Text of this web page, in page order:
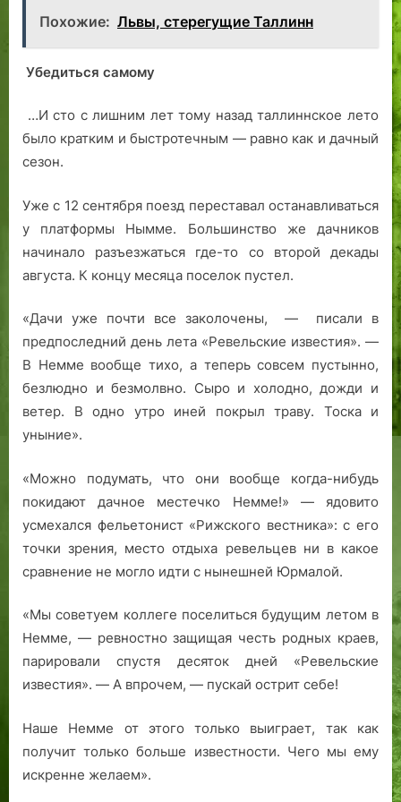
Похожие: Львы, стерегущие Таллинн
Убедиться самому
…И сто с лишним лет тому назад таллиннское лето
было кратким и быстротечным — равно как и дачный
сезон.
Уже с 12 сентября поезд переставал останавливаться
у платформы Нымме. Большинство же дачников
начинало разъезжаться где-то со второй декады
августа. К концу месяца поселок пустел.
«Дачи уже почти все заколочены, — писали в
предпоследний день лета «Ревельские известия». —
В Немме вообще тихо, а теперь совсем пустынно,
безлюдно и безмолвно. Сыро и холодно, дожди и
ветер. В одно утро иней покрыл траву. Тоска и
уныние».
«Можно подумать, что они вообще когда-нибудь
покидают дачное местечко Немме!» — ядовито
усмехался фельетонист «Рижского вестника»: с его
точки зрения, место отдыха ревельцев ни в какое
сравнение не могло идти с нынешней Юрмалой.
«Мы советуем коллеге поселиться будущим летом в
Немме, — ревностно защищая честь родных краев,
парировали спустя десяток дней «Ревельские
известия». — А впрочем, — пускай острит себе!
Наше Немме от этого только выиграет, так как
получит только больше известности. Чего мы ему
искренне желаем».